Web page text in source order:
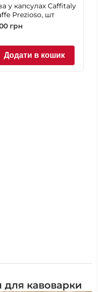
у капсулах Caffitaly
Prezioso, шт
грн
Додати в кошик
кавоварки